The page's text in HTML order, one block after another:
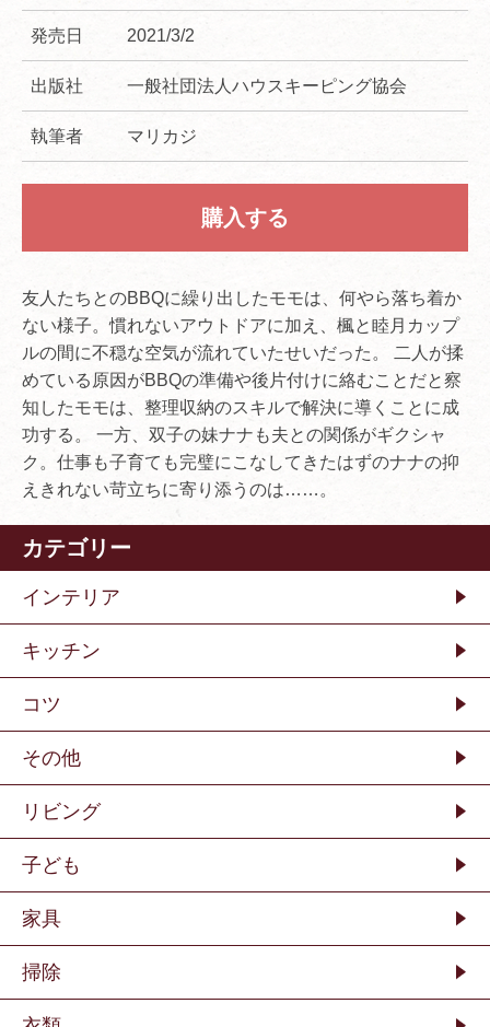
発売日 2021/3/2
出版社 一般社団法人ハウスキーピング協会
執筆者 マリカジ
購入する
友人たちとのBBQに繰り出したモモは、何やら落ち着か
ない様子。慣れないアウトドアに加え、楓と睦月カップ
ルの間に不穏な空気が流れていたせいだった。 二人が揉
めている原因がBBQの準備や後片付けに絡むことだと察
知したモモは、整理収納のスキルで解決に導くことに成
功する。 一方、双子の妹ナナも夫との関係がギクシャ
ク。仕事も子育ても完璧にこなしてきたはずのナナの抑
えきれない苛立ちに寄り添うのは……。
カテゴリー
インテリア
キッチン
コツ
その他
リビング
子ども
家具
掃除